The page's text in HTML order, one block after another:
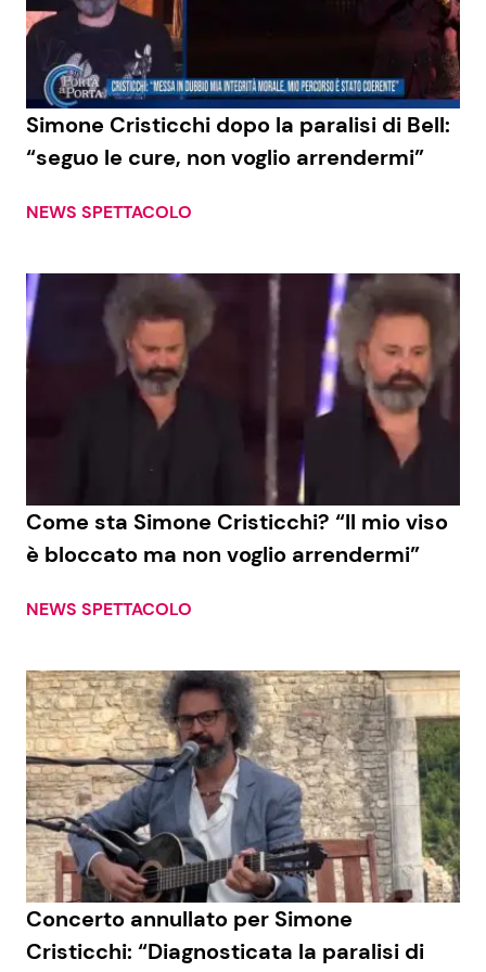
Economia
Persone Scomparse
Fiction e Serie TV
Programmi TV
Reality e Talent
ShowBiz
News Cinema
News Musica
Social News
News dal mondo
Benessere
Mondo Mamma
News benessere
Salute
Viaggi e Turismo
Festività
Cucina e Ricette
Le Ricette in TV
Primi Piatti
Ricette Facili e Veloci
Ricette Feste
Ricette per Bambini
Simone Cristicchi dopo la paralisi di Bell:
“seguo le cure, non voglio arrendermi”
NEWS SPETTACOLO
Come sta Simone Cristicchi? “Il mio viso
è bloccato ma non voglio arrendermi”
NEWS SPETTACOLO
Concerto annullato per Simone
Cristicchi: “Diagnosticata la paralisi di